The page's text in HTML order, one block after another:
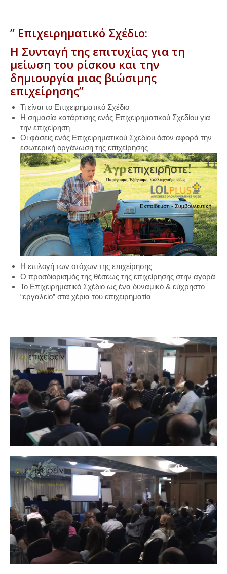
” Επιχειρηματικό Σχέδιο:
Η Συνταγή της επιτυχίας για τη
μείωση του ρίσκου και την
δημιουργία μιας βιώσιμης
επιχείρησης”
Τι είναι το Επιχειρηματικό Σχέδιο
Η σημασία κατάρτισης ενός Επιχειρηματικού Σχεδίου για
την επιχείρηση
Οι φάσεις ενός Επιχειρηματικού Σχεδίου όσον αφορά την
εσωτερική οργάνωση της επιχείρησης
Η επιλογή των στόχων της επιχείρησης
Ο προσδιορισμός της θέσεως της επιχείρησης στην αγορά
Το Επιχειρηματικό Σχέδιο ως ένα δυναμικό & εύχρηστο
“εργαλείο” στα χέρια του επιχειρηματία